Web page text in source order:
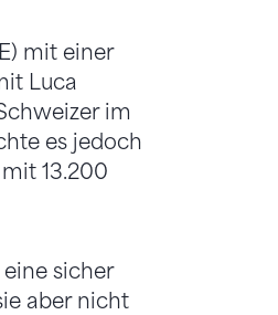
mit einer
Luca
im
es jedoch
13.200
sicher
aber nicht